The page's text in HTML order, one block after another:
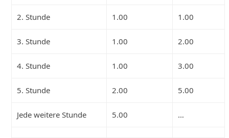
2. Stunde 1.00 1.00
3. Stunde 1.00 2.00
4. Stunde 1.00 3.00
5. Stunde 2.00 5.00
Jede weitere Stunde 5.00 …